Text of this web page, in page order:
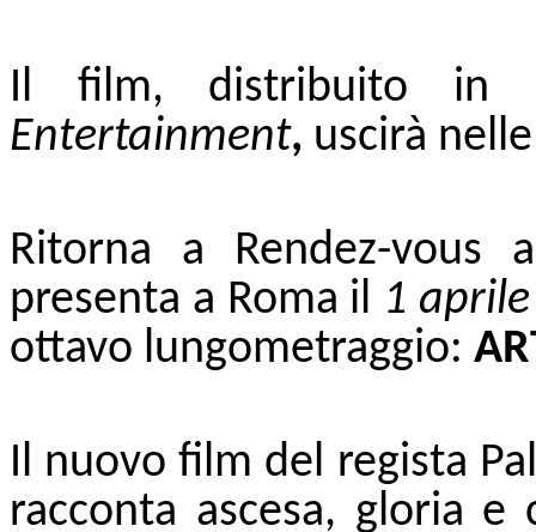
Il film, distribuito in
Entertainment, uscirà
Ritorna a Rendez-vous
presenta a Roma il 1 aprile
ottavo lungometraggio:
Il nuovo film del regista
racconta ascesa, gloria